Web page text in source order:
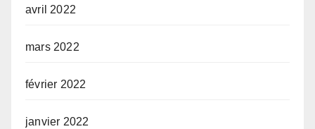
avril 2022
mars 2022
février 2022
janvier 2022